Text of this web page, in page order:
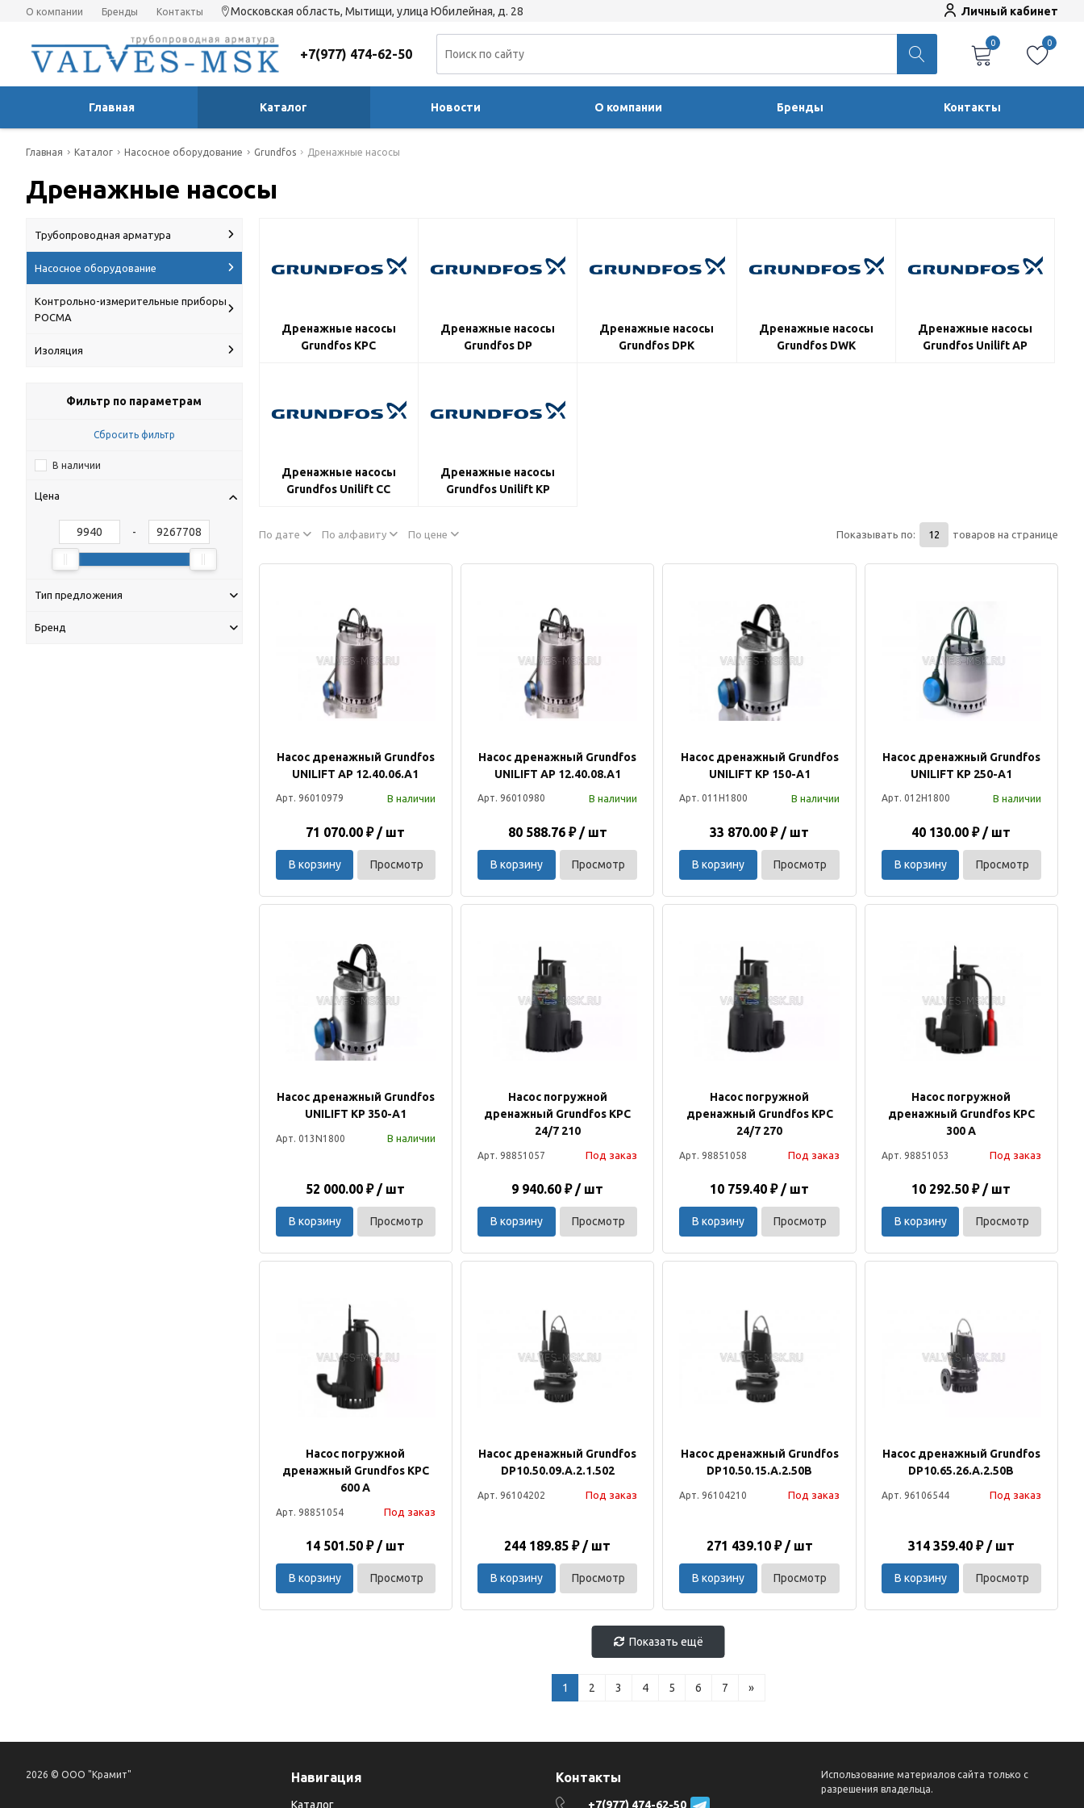
О компании Бренды Контакты Московская область, Мытищи, улица Юбилейная, д. 28 Личный кабинет
+7(977) 474-62-50
0 0
Главная Каталог Новости О компании Бренды Контакты
Главная Каталог Насосное оборудование Grundfos Дренажные насосы
Дренажные насосы
Трубопроводная арматура
Насосное оборудование
Контрольно-измерительные приборы
РОСМА
Изоляция
Фильтр по параметрам
Сбросить фильтр
В наличии
Цена
-
Тип предложения
Бренд
Дренажные насосы
Grundfos KPC
Дренажные насосы
Grundfos DP
Дренажные насосы
Grundfos DPK
Дренажные насосы
Grundfos DWK
Дренажные насосы
Grundfos Unilift AP
Дренажные насосы
Grundfos Unilift CC
Дренажные насосы
Grundfos Unilift KP
По дате По алфавиту По цене Показывать по: товаров на странице
Насос дренажный Grundfos
UNILIFT AP 12.40.06.А1
Арт. 96010979 В наличии
71 070.00 ₽ / шт
В корзину Просмотр
Насос дренажный Grundfos
UNILIFT AP 12.40.08.А1
Арт. 96010980 В наличии
80 588.76 ₽ / шт
В корзину Просмотр
Насос дренажный Grundfos
UNILIFT KP 150-A1
Арт. 011H1800 В наличии
33 870.00 ₽ / шт
В корзину Просмотр
Насос дренажный Grundfos
UNILIFT KP 250-A1
Арт. 012H1800 В наличии
40 130.00 ₽ / шт
В корзину Просмотр
Насос дренажный Grundfos
UNILIFT KP 350-A1
Арт. 013N1800 В наличии
52 000.00 ₽ / шт
В корзину Просмотр
Насос погружной
дренажный Grundfos KPC
24/7 210
Арт. 98851057 Под заказ
9 940.60 ₽ / шт
В корзину Просмотр
Насос погружной
дренажный Grundfos KPC
24/7 270
Арт. 98851058 Под заказ
10 759.40 ₽ / шт
В корзину Просмотр
Насос погружной
дренажный Grundfos KPC
300 A
Арт. 98851053 Под заказ
10 292.50 ₽ / шт
В корзину Просмотр
Насос погружной
дренажный Grundfos KPC
600 A
Арт. 98851054 Под заказ
14 501.50 ₽ / шт
В корзину Просмотр
Насос дренажный Grundfos
DP10.50.09.A.2.1.502
Арт. 96104202 Под заказ
244 189.85 ₽ / шт
В корзину Просмотр
Насос дренажный Grundfos
DP10.50.15.A.2.50B
Арт. 96104210 Под заказ
271 439.10 ₽ / шт
В корзину Просмотр
Насос дренажный Grundfos
DP10.65.26.A.2.50B
Арт. 96106544 Под заказ
314 359.40 ₽ / шт
В корзину Просмотр
Показать ещё
1 2 3 4 5 6 7 »
2026 © ООО "Крамит" Навигация
Каталог
Контакты
+7(977) 474-62-50
Использование материалов сайта только с
разрешения владельца.